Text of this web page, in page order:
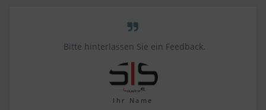
Bitte hinterlassen Sie ein Feedback.
Ihr Name